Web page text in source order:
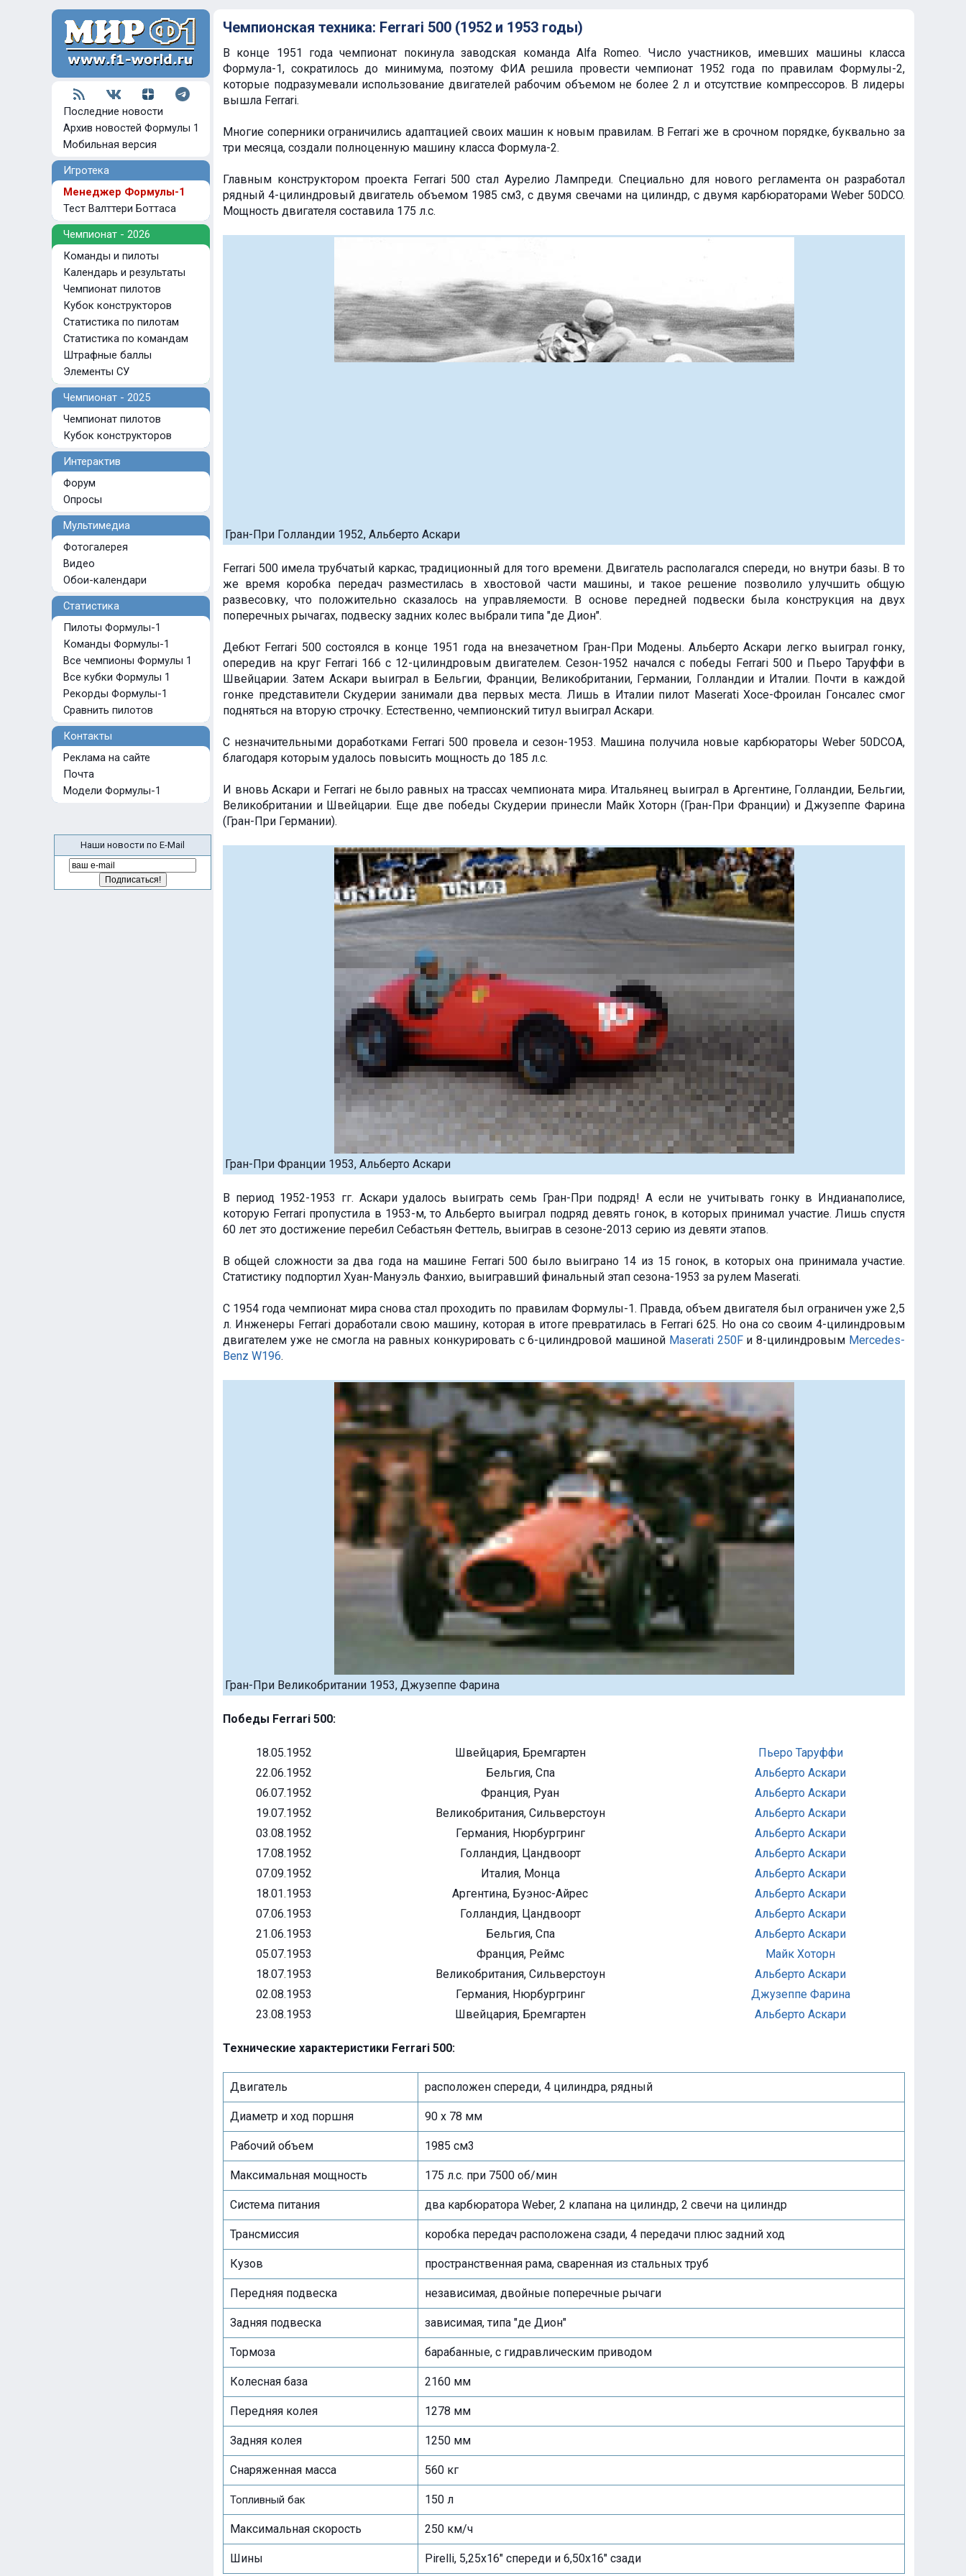
Последние новости
Архив новостей Формулы 1
Мобильная версия
Игротека
Менеджер Формулы-1
Тест Валттери Боттаса
Чемпионат - 2026
Команды и пилоты
Календарь и результаты
Чемпионат пилотов
Кубок конструкторов
Статистика по пилотам
Статистика по командам
Штрафные баллы
Элементы СУ
Чемпионат - 2025
Чемпионат пилотов
Кубок конструкторов
Интерактив
Форум
Опросы
Мультимедиа
Фотогалерея
Видео
Обои-календари
Статистика
Пилоты Формулы-1
Команды Формулы-1
Все чемпионы Формулы 1
Все кубки Формулы 1
Рекорды Формулы-1
Сравнить пилотов
Контакты
Реклама на сайте
Почта
Модели Формулы-1
Наши новости по E-Mail
Чемпионская техника: Ferrari 500 (1952 и 1953 годы)
В конце 1951 года чемпионат покинула заводская команда Alfa Romeo. Число участников, имевших машины класса
Формула-1, сократилось до минимума, поэтому ФИА решила провести чемпионат 1952 года по правилам Формулы-2,
которые подразумевали использование двигателей рабочим объемом не более 2 л и отсутствие компрессоров. В лидеры
вышла Ferrari.
Многие соперники ограничились адаптацией своих машин к новым правилам. В Ferrari же в срочном порядке, буквально за
три месяца, создали полноценную машину класса Формула-2.
Главным конструктором проекта Ferrari 500 стал Аурелио Лампреди. Специально для нового регламента он разработал
рядный 4-цилиндровый двигатель объемом 1985 см3, с двумя свечами на цилиндр, с двумя карбюраторами Weber 50DCO.
Мощность двигателя составила 175 л.с.
Гран-При Голландии 1952, Альберто Аскари
Ferrari 500 имела трубчатый каркас, традиционный для того времени. Двигатель располагался спереди, но внутри базы. В то
же время коробка передач разместилась в хвостовой части машины, и такое решение позволило улучшить общую
развесовку, что положительно сказалось на управляемости. В основе передней подвески была конструкция на двух
поперечных рычагах, подвеску задних колес выбрали типа "де Дион".
Дебют Ferrari 500 состоялся в конце 1951 года на внезачетном Гран-При Модены. Альберто Аскари легко выиграл гонку,
опередив на круг Ferrari 166 с 12-цилиндровым двигателем. Сезон-1952 начался с победы Ferrari 500 и Пьеро Таруффи в
Швейцарии. Затем Аскари выиграл в Бельгии, Франции, Великобритании, Германии, Голландии и Италии. Почти в каждой
гонке представители Скудерии занимали два первых места. Лишь в Италии пилот Maserati Хосе-Фроилан Гонсалес смог
подняться на вторую строчку. Естественно, чемпионский титул выиграл Аскари.
С незначительными доработками Ferrari 500 провела и сезон-1953. Машина получила новые карбюраторы Weber 50DCOA,
благодаря которым удалось повысить мощность до 185 л.с.
И вновь Аскари и Ferrari не было равных на трассах чемпионата мира. Итальянец выиграл в Аргентине, Голландии, Бельгии,
Великобритании и Швейцарии. Еще две победы Скудерии принесли Майк Хоторн (Гран-При Франции) и Джузеппе Фарина
(Гран-При Германии).
Гран-При Франции 1953, Альберто Аскари
В период 1952-1953 гг. Аскари удалось выиграть семь Гран-При подряд! А если не учитывать гонку в Индианаполисе,
которую Ferrari пропустила в 1953-м, то Альберто выиграл подряд девять гонок, в которых принимал участие. Лишь спустя
60 лет это достижение перебил Себастьян Феттель, выиграв в сезоне-2013 серию из девяти этапов.
В общей сложности за два года на машине Ferrari 500 было выиграно 14 из 15 гонок, в которых она принимала участие.
Статистику подпортил Хуан-Мануэль Фанхио, выигравший финальный этап сезона-1953 за рулем Maserati.
С 1954 года чемпионат мира снова стал проходить по правилам Формулы-1. Правда, объем двигателя был ограничен уже 2,5
л. Инженеры Ferrari доработали свою машину, которая в итоге превратилась в Ferrari 625. Но она со своим 4-цилиндровым
двигателем уже не смогла на равных конкурировать с 6-цилиндровой машиной Maserati 250Fи 8-цилиндровым Mercedes-
Benz W196.
Гран-При Великобритании 1953, Джузеппе Фарина
Победы Ferrari 500:
18.05.1952 Швейцария, Бремгартен
Пьеро Таруффи
22.06.1952
Бельгия, Спа
Альберто Аскари
06.07.1952
Франция, Руан
Альберто Аскари
19.07.1952
Великобритания, Сильверстоун
Альберто Аскари
03.08.1952
Германия, Нюрбургринг
Альберто Аскари
17.08.1952
Голландия, Цандвоорт
Альберто Аскари
07.09.1952
Италия, Монца
Альберто Аскари
18.01.1953
Аргентина, Буэнос-Айрес
Альберто Аскари
07.06.1953
Голландия, Цандвоорт
Альберто Аскари
21.06.1953
Бельгия, Спа
Альберто Аскари
05.07.1953
Франция, Реймс
Майк Хоторн
18.07.1953
Великобритания, Сильверстоун
Альберто Аскари
02.08.1953
Германия, Нюрбургринг
Джузеппе Фарина
23.08.1953
Швейцария, Бремгартен Альберто Аскари
Технические характеристики Ferrari 500:
Двигатель расположен спереди, 4 цилиндра, рядный
Диаметр и ход поршня 90 x 78 мм
Рабочий объем 1985 см3
Максимальная мощность 175 л.с. при 7500 об/мин
Система питания два карбюратора Weber, 2 клапана на цилиндр, 2 свечи на цилиндр
Трансмиссия коробка передач расположена сзади, 4 передачи плюс задний ход
Кузов пространственная рама, сваренная из стальных труб
Передняя подвеска независимая, двойные поперечные рычаги
Задняя подвеска зависимая, типа "де Дион"
Тормоза барабанные, с гидравлическим приводом
Колесная база 2160 мм
Передняя колея 1278 мм
Задняя колея 1250 мм
Снаряженная масса 560 кг
Топливный бак 150 л
Максимальная скорость 250 км/ч
Шины Pirelli, 5,25x16" спереди и 6,50x16" сзади